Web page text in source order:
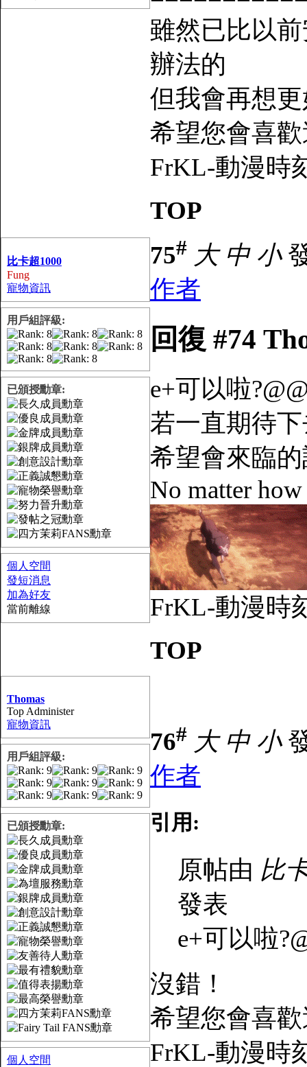
雖然已比以
辦法的
但我會再想
希望您會喜
FrKL-動漫時
TOP
比卡超1000
Fung
寵物資訊
用戶組評級:
已頒授勳章:
個人空間
發短消息
加為好友
當前離線
75# 大 中 小
作者
回復 #74
e+可以啦
若一直期待
希望會來臨
No matter
FrKL-動漫時
TOP
Thomas
Top Administer
寵物資訊
用戶組評級:
已頒授勳章:
個人空間
76# 大 中 小
作者
引用:
原帖由 比
發表
e+可以啦
沒錯！
希望您會喜
FrKL-動漫時